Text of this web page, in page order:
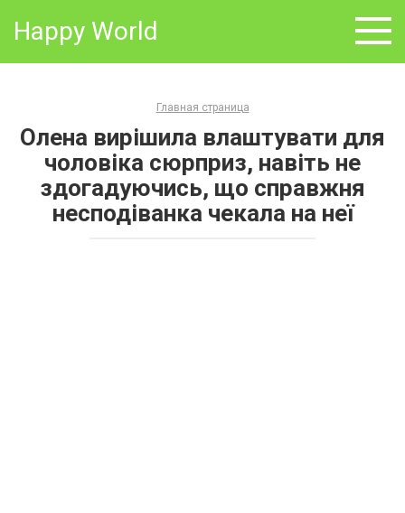
Happy World
Главная страница
Олена вирішила влаштувати для
чоловіка сюрприз, навіть не
здогадуючись, що справжня
несподіванка чекала на неї